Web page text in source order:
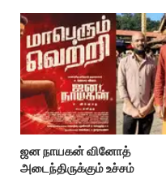
ஜன நாயகன் வினோத்
அடைந்திருக்கும் உச்சம்